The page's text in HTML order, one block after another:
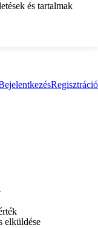
és tartalmak
Regisztráció
kosárérték
elküldése